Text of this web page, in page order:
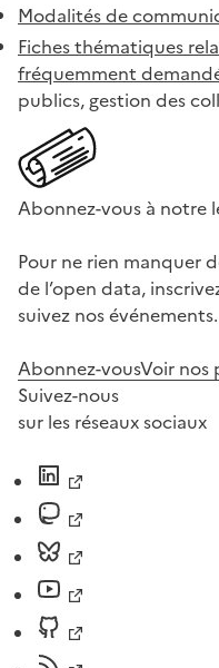
Modalités de
Fiches thématiques
fréquemment
publics, gestion des
Abonnez-vous à
Pour ne rien manquer
de l’open data,
suivez nos événements.
Abonnez-vousVoir nos
Suivez-nous
sur les réseaux sociaux